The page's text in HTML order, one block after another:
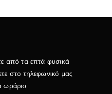
από τα επτά φυσικά
στο τηλεφωνικό μας
ωράριο